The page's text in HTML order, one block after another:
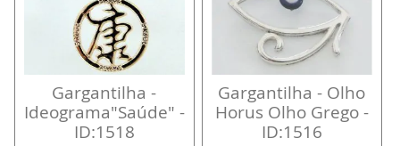
Gargantilha -
Ideograma"Saúde" -
ID:1518
Gargantilha - Olho
Horus Olho Grego -
ID:1516